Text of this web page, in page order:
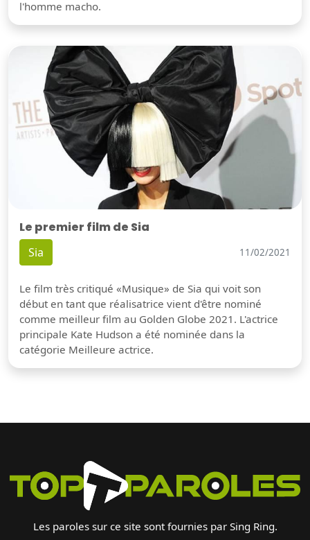
l'homme macho.
Le premier film de Sia
Sia 11/02/2021
Le film très critiqué «Musique» de Sia qui voit son
début en tant que réalisatrice vient d'être nominé
comme meilleur film au Golden Globe 2021. L'actrice
principale Kate Hudson a été nominée dans la
catégorie Meilleure actrice.
Les paroles sur ce site sont fournies par Sing Ring.